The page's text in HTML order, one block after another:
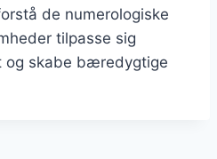
de numerologiske
tilpasse sig
skabe bæredygtige